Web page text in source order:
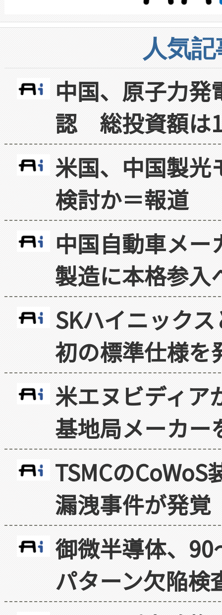
人気
中国、原子力
認 総投資額は
米国、中国製光
検討か＝報道
中国自動車メ
製造に本格参入
SKハイニック
初の標準仕様を
米エヌビディア
基地局メーカー
TSMCの
漏洩事件が発覚
御微半導体、
パターン欠陥検